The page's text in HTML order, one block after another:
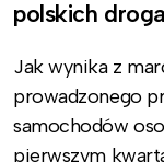
polskich
Jak wynika z
prowadzonego
samochodów
pierwszym